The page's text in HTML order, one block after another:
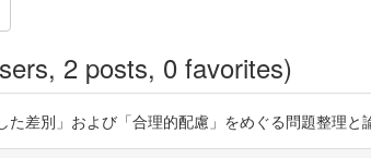
2 posts, 0 favorites)
た差別」および「合理的配慮」をめぐる問題整理